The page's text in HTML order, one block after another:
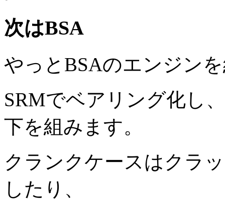
次はBSA
やっとBSAのエンジン
SRMでベアリング化し
下を組みます。
クランクケースはクラ
したり、